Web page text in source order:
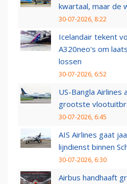
kwartaal, maar de
30-07-2026, 8:22
Icelandair tekent
A320neo's om
lossen
30-07-2026, 6:52
US-Bangla Airlines
grootste
30-07-2026, 6:45
AIS Airlines gaat
lijndienst binnen
30-07-2026, 6:30
Airbus handhaaft